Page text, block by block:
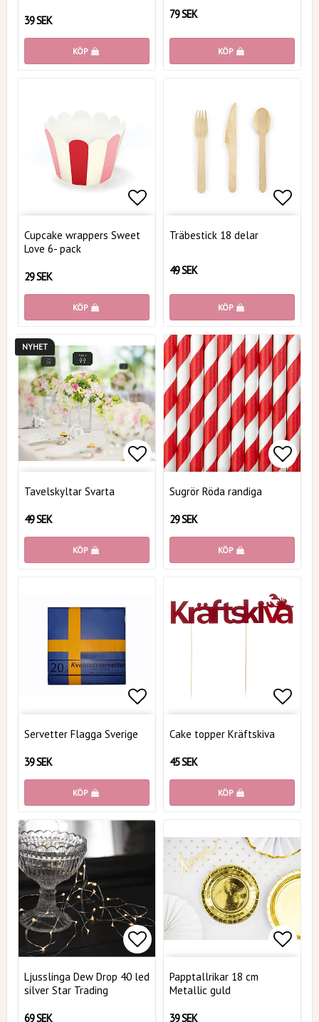
39 SEK
KÖP
79 SEK
KÖP
Cupcake wrappers Sweet
Love 6- pack
29 SEK
KÖP
Träbestick 18 delar
49 SEK
KÖP
NYHET
Lägg till i favoritlistan
Tavelskyltar Svarta
49 SEK
KÖP
Sugrör Röda randiga
29 SEK
KÖP
Lägg till i favoritlistan
Servetter Flagga Sverige
39 SEK
KÖP
Cake topper Kräftskiva
45 SEK
KÖP
Lägg till i favoritlistan
Ljusslinga Dew Drop 40 led
silver Star Trading
69 SEK
Papptallrikar 18 cm
Metallic guld
39 SEK